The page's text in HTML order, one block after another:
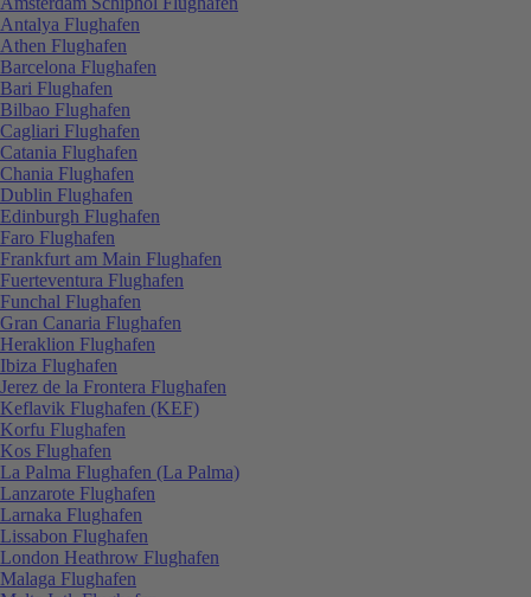
Antalya Flughafen
Athen Flughafen
Barcelona Flughafen
Bari Flughafen
Bilbao Flughafen
Cagliari Flughafen
Catania Flughafen
Chania Flughafen
Dublin Flughafen
Edinburgh Flughafen
Faro Flughafen
Frankfurt am Main Flughafen
Fuerteventura Flughafen
Funchal Flughafen
Gran Canaria Flughafen
Heraklion Flughafen
Ibiza Flughafen
Jerez de la Frontera Flughafen
Keflavik Flughafen (KEF)
Korfu Flughafen
Kos Flughafen
La Palma Flughafen (La Palma)
Lanzarote Flughafen
Larnaka Flughafen
Lissabon Flughafen
London Heathrow Flughafen
Malaga Flughafen